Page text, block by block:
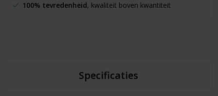
100% tevredenheid, kwaliteit boven kwantiteit
Specificaties